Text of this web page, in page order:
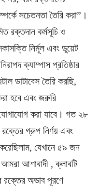
সচেতনতা তৈরি করা”।
রক্তদান কর্মসূচি ও
নির্মূল এবং ডুয়েট
ক্যাম্পাস প্রতিষ্ঠার
ডাটাবেস তৈরি করছি,
হবে এবং জরুরি
করা যাবে। গত ২৮
গ্রুপ নির্ণয় এবং
যেখানে ৫৯ জন
আশাবাদী , ক্লাবটি
রক্তের অভাব পূরণে